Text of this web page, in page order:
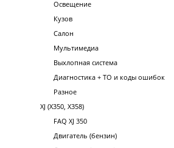
Освещение
Кузов
Салон
Мультимедиа
Выхлопная система
Диагностика + ТО и коды ошибок
Разное
XJ (X350, X358)
FAQ XJ 350
Двигатель (бензин)